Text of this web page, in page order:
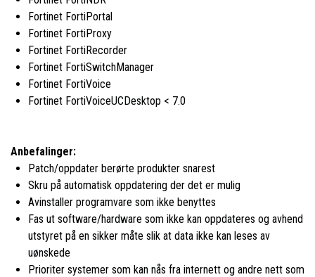
Fortinet FortiPortal
Fortinet FortiProxy
Fortinet FortiRecorder
Fortinet FortiSwitchManager
Fortinet FortiVoice
Fortinet FortiVoiceUCDesktop < 7.0
Anbefalinger:
Patch/oppdater berørte produkter snarest
Skru på automatisk oppdatering der det er mulig
Avinstaller programvare som ikke benyttes
Fas ut software/hardware som ikke kan oppdateres og avhend
utstyret på en sikker måte slik at data ikke kan leses av
uønskede
Prioriter systemer som kan nås fra internett og andre nett som